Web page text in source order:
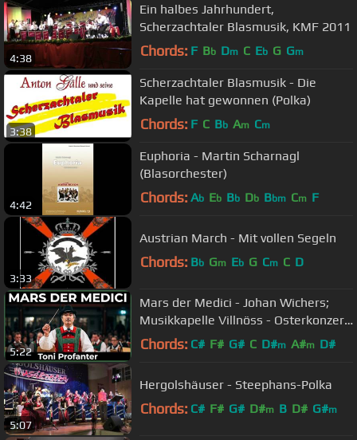
4:38
Ein halbes Jahrhundert,
Scherzachtaler Blasmusik, KMF 2011
Chords: F Bb Dm C Eb G Gm
3:38
Scherzachtaler Blasmusik - Die
Kapelle hat gewonnen (Polka)
Chords: F C Bb Am Cm
4:42
Euphoria - Martin Scharnagl
(Blasorchester)
Chords: Ab Eb Bb Db Bbm Cm F
3:33
Austrian March - Mit vollen Segeln
Chords: Bb Gm Eb G Cm C D
5:22
Mars der Medici - Johan Wichers;
Musikkapelle Villnöss - Osterkonzert
2012
Chords: C# F# G# C D#m A#m D#
5:07
Hergolshäuser - Steephans-Polka
Chords: C# F# G# D#m B D# G#m